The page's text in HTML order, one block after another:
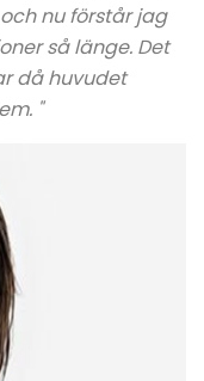
nu förstår jag
så länge. Det
då huvudet
"